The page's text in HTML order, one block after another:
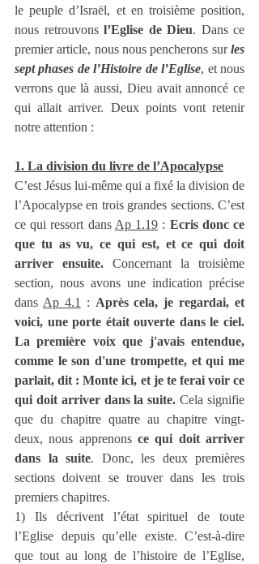
le peuple d’Israël, et en troisième position,
nous retrouvons l’Eglise de Dieu. Dans ce
premier article, nous nous pencherons sur les
sept phases de l’Histoire de l’Eglise, et nous
verrons que là aussi, Dieu avait annoncé ce
qui allait arriver. Deux points vont retenir
notre attention :
1. La division du livre de l’Apocalypse
C’est Jésus lui-même qui a fixé la division de
l’Apocalypse en trois grandes sections. C’est
ce qui ressort dans Ap 1.19 : Ecris donc ce
que tu as vu, ce qui est, et ce qui doit
arriver ensuite. Concernant la troisième
section, nous avons une indication précise
dans Ap 4.1 : Après cela, je regardai, et
voici, une porte était ouverte dans le ciel.
La première voix que j'avais entendue,
comme le son d'une trompette, et qui me
parlait, dit : Monte ici, et je te ferai voir ce
qui doit arriver dans la suite. Cela signifie
que du chapitre quatre au chapitre vingt-
deux, nous apprenons ce qui doit arriver
dans la suite. Donc, les deux premières
sections doivent se trouver dans les trois
premiers chapitres.
1) Ils décrivent l’état spirituel de toute
l’Eglise depuis qu’elle existe. C’est-à-dire
que tout au long de l’histoire de l’Eglise,